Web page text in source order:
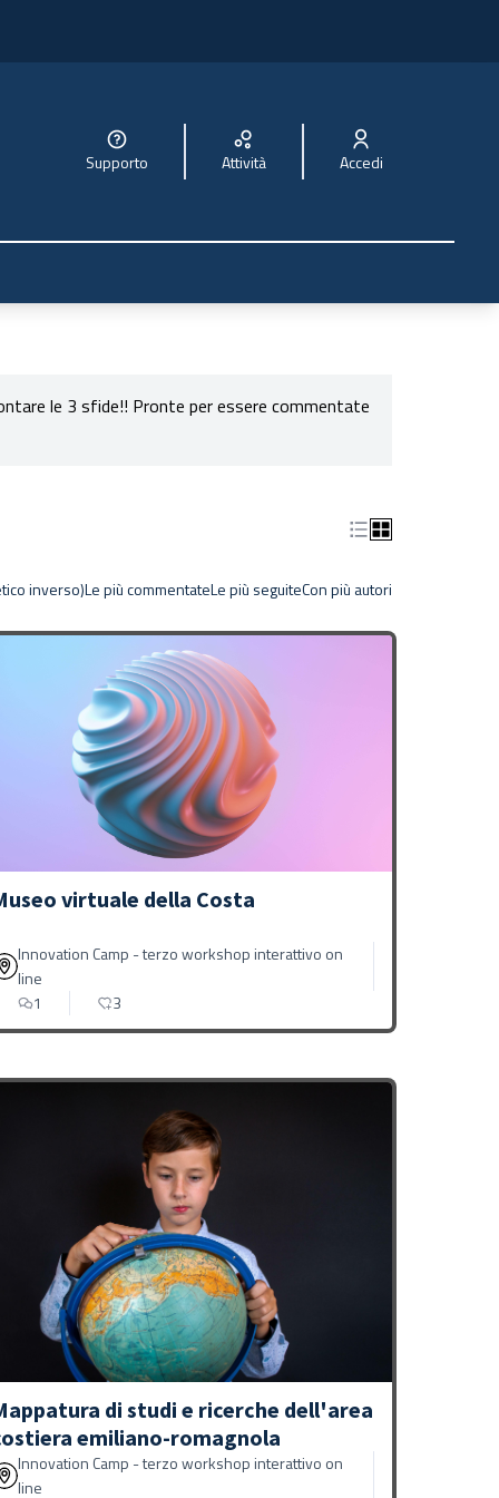
Supporto Attività Accedi
le 3 sfide!! Pronte per essere commentate
inverso)Le più commentateLe più seguiteCon più autori
virtuale della Costa
Innovation Camp - terzo workshop interattivo on
line
1
3
di studi e ricerche dell'area
emiliano-romagnola
Innovation Camp - terzo workshop interattivo on
line